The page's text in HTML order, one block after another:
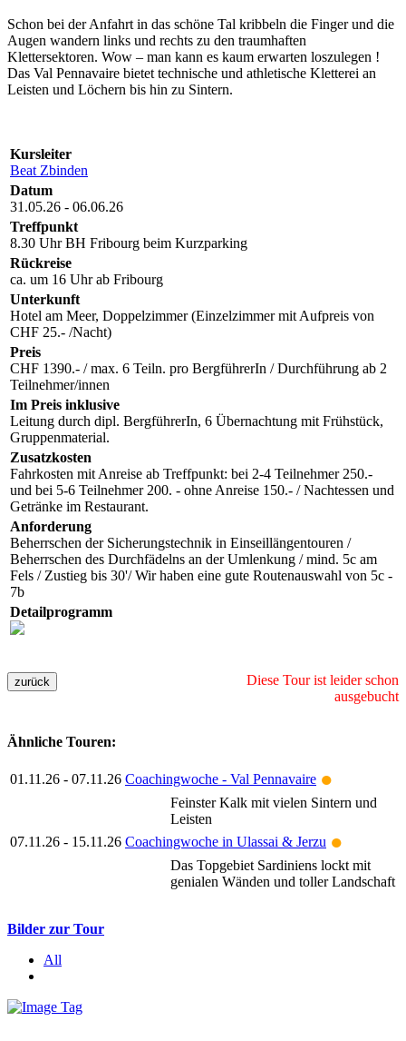
Schon bei der Anfahrt in das schöne Tal kribbeln die Finger und die
Augen wandern links und rechts zu den traumhaften
Klettersektoren. Wow – man kann es kaum erwarten loszulegen !
Das Val Pennavaire bietet technische und athletische Kletterei an
Leisten und Löchern bis hin zu Sintern.
Kursleiter
Beat Zbinden
Datum
31.05.26 - 06.06.26
Treffpunkt
8.30 Uhr BH Fribourg beim Kurzparking
Rückreise
ca. um 16 Uhr ab Fribourg
Unterkunft
Hotel am Meer, Doppelzimmer (Einzelzimmer mit Aufpreis von
CHF 25.- /Nacht)
Preis
CHF 1390.- / max. 6 Teiln. pro BergführerIn / Durchführung ab 2
Teilnehmer/innen
Im Preis inklusive
Leitung durch dipl. BergführerIn, 6 Übernachtung mit Frühstück,
Gruppenmaterial.
Zusatzkosten
Fahrkosten mit Anreise ab Treffpunkt: bei 2-4 Teilnehmer 250.-
und bei 5-6 Teilnehmer 200. - ohne Anreise 150.- / Nachtessen und
Getränke im Restaurant.
Anforderung
Beherrschen der Sicherungstechnik in Einseillängentouren /
Beherrschen des Durchfädelns an der Umlenkung / mind. 5c am
Fels / Zustieg bis 30'/ Wir haben eine gute Routenauswahl von 5c -
7b
Detailprogramm
Diese Tour ist leider schon
ausgebucht
Ähnliche Touren:
01.11.26 - 07.11.26 Coachingwoche - Val Pennavaire ●
Feinster Kalk mit vielen Sintern und
Leisten
07.11.26 - 15.11.26 Coachingwoche in Ulassai & Jerzu ●
Das Topgebiet Sardiniens lockt mit
genialen Wänden und toller Landschaft
Bilder zur Tour
All